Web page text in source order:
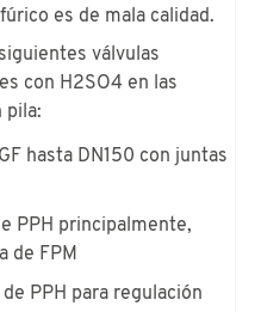
es de mala calidad.
válvulas
con H2SO4 en las
pila:
hasta DN150 con juntas
PPH principalmente,
de FPM
PPH para regulación